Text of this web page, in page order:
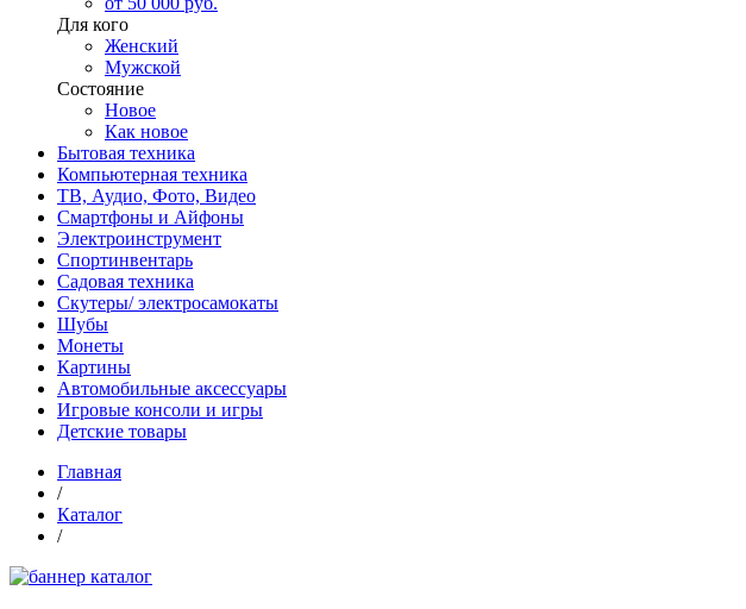
Для кого
Женский
Мужской
Состояние
Новое
Как новое
Бытовая техника
Компьютерная техника
ТВ, Аудио, Фото, Видео
Смартфоны и Айфоны
Электроинструмент
Спортинвентарь
Садовая техника
Скутеры/ электросамокаты
Шубы
Монеты
Картины
Автомобильные аксессуары
Игровые консоли и игры
Детские товары
Главная
/
Каталог
/